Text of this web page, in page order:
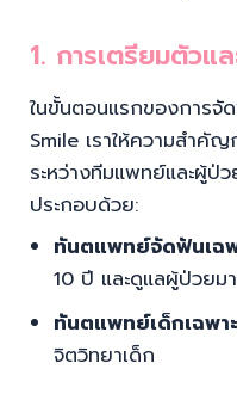
1. การเตรียมตัวแ
ในขั้นตอนแรกของการจั
Smile เราให้ความสำคัญ
ระหว่างทีมแพทย์และผู้ป่
ประกอบด้วย:
ทันตแพทย์จัดฟันเฉพ
10 ปี และดูแลผู้ป่วย
ทันตแพทย์เด็กเฉพา
จิตวิทยาเด็ก